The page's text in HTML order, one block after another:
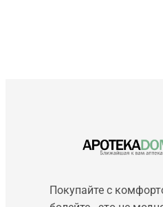
Покупайте с